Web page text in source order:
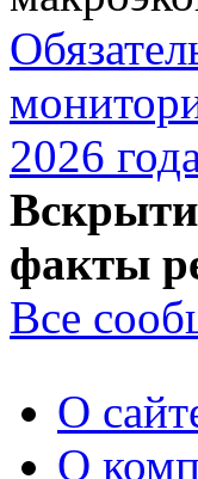
2026
факты
Все
О
О